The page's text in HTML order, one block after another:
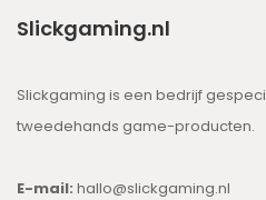
Slickgaming.nl
Slickgaming is een bedrijf
tweedehands game-producten.
E-mail: hallo@slickgaming.nl